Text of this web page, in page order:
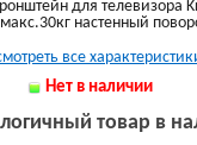
для телевизора
настенный
все
Нет в наличии
товар в